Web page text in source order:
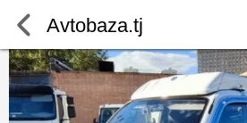
Avtobaza.tj